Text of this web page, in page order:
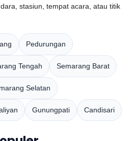
stasiun, tempat acara, atau titik
Pedurungan
Tengah Semarang Barat
Selatan
Gunungpati Candisari